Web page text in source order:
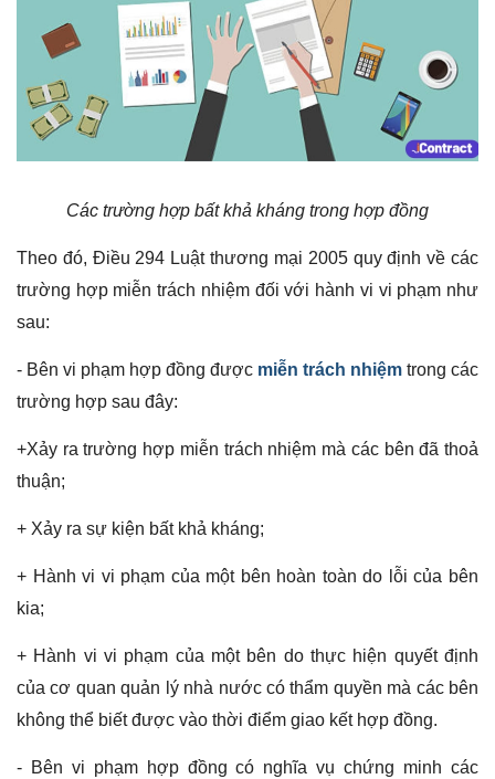
Các trường hợp bất khả kháng trong hợp đồng
Theo đó, Điều 294 Luật thương mại 2005 quy định về các
trường hợp miễn trách nhiệm đối với hành vi vi phạm như
sau:
- Bên vi phạm hợp đồng được miễn trách nhiệm trong các
trường hợp sau đây:
+Xảy ra trường hợp miễn trách nhiệm mà các bên đã thoả
thuận;
+ Xảy ra sự kiện bất khả kháng;
+ Hành vi vi phạm của một bên hoàn toàn do lỗi của bên
kia;
+ Hành vi vi phạm của một bên do thực hiện quyết định
của cơ quan quản lý nhà nước có thẩm quyền mà các bên
không thể biết được vào thời điểm giao kết hợp đồng.
- Bên vi phạm hợp đồng có nghĩa vụ chứng minh các